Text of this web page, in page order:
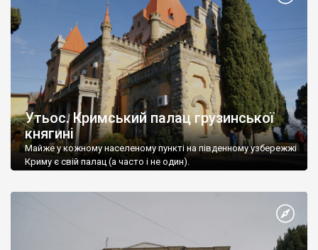
Утьос. Кримський палац грузинської
княгині
Майже у кожному населеному пункті на південному узбережжі
Криму є свій палац (а часто і не один).